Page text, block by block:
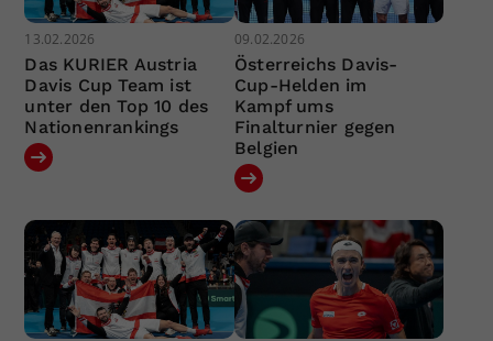
13.02.2026
Das KURIER Austria
Davis Cup Team ist
unter den Top 10 des
Nationenrankings
09.02.2026
Österreichs Davis-
Cup-Helden im
Kampf ums
Finalturnier gegen
Belgien